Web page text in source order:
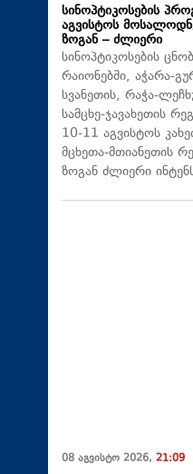
სინოპტიკოსების
აგვისტოს
ზოგან – ძლიერი
სინოპტიკოსების
რაიონებში, აჭარა-
სვანეთის, რაჭა-
სამცხე-ჯავახეთის
10-11 აგვისტოს
მცხეთა-მთიანეთის
ზოგან ძლიერი
08 აგვისტო 2026, 21:09